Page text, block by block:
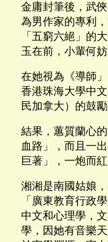
金庸封筆後，武
為男作家的專利
「五窮六絕」的
玉在前，小輩何妨
在她視為《導師
香港珠海大學中
民加拿大）的鼓
結果，蕙質蘭心
血路」，而且一
巨著」，一炮而紅
湘湘是南國姑娘
「廣東教育行政
中文和心理學，
學，因她有音樂